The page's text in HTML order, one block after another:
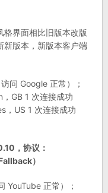
界面相比旧版本改版
新版本，新版本客户端
问 Google 正常）；
GB 1 次连接成功
，US 1 次连接成功
，协议：
）
YouTube 正常）；